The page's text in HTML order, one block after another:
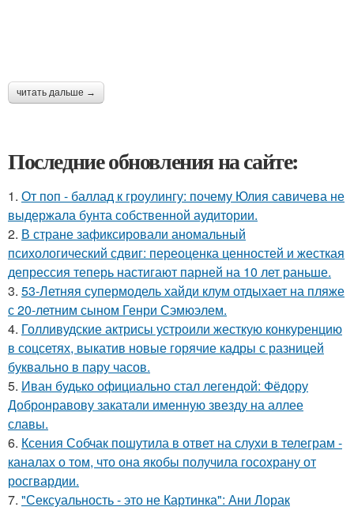
читать дальше →
Последние обновления на сайте:
1. От поп - баллад к гроулингу: почему Юлия савичева не
выдержала бунта собственной аудитории.
2. В стране зафиксировали аномальный
психологический сдвиг: переоценка ценностей и жесткая
депрессия теперь настигают парней на 10 лет раньше.
3. 53-Летняя супермодель хайди клум отдыхает на пляже
с 20-летним сыном Генри Сэмюэлем.
4. Голливудские актрисы устроили жесткую конкуренцию
в соцсетях, выкатив новые горячие кадры с разницей
буквально в пару часов.
5. Иван будько официально стал легендой: Фёдору
Добронравову закатали именную звезду на аллее
славы.
6. Ксения Собчак пошутила в ответ на слухи в телеграм -
каналах о том, что она якобы получила госохрану от
росгвардии.
7. "Сексуальность - это не Картинка": Ани Лорак